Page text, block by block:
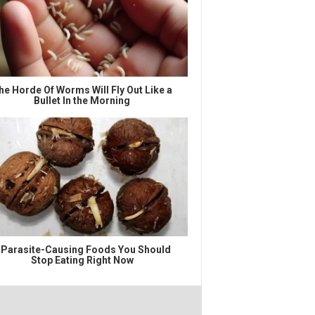
Horde Of Worms Will Fly Out Like a
Bullet In the Morning
Causing Foods You Should
Stop Eating Right Now